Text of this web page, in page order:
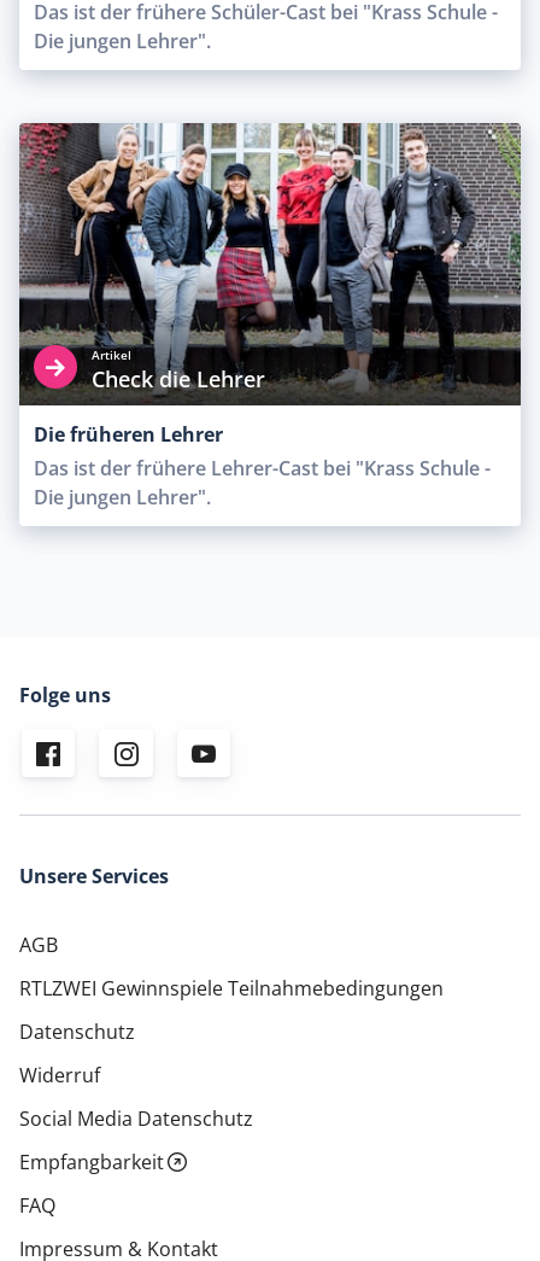
Das ist der frühere Schüler-Cast bei "Krass Schule -
Die jungen Lehrer".
Artikel
Check die Lehrer
Die früheren Lehrer
Das ist der frühere Lehrer-Cast bei "Krass Schule -
Die jungen Lehrer".
Folge uns
Unsere Services
AGB
RTLZWEI Gewinnspiele Teilnahmebedingungen
Datenschutz
Widerruf
Social Media Datenschutz
Empfangbarkeit
FAQ
Impressum & Kontakt